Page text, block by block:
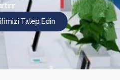
Talep Edin